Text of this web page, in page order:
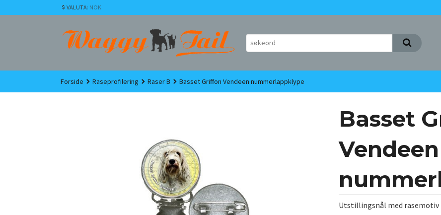
til
VALUTA: NOK
Forside Raseprofilering Raser B Basset Griffon Vendeen nummerlappklype
Basset
Vendeen
Utstillingsnål med rasemotiv